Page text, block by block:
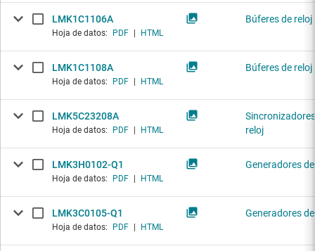
LMK1C1106A
Hoja de datos: PDF HTML
Búferes de reloj
LMK1C1108A
Hoja de datos: PDF HTML
Búferes de reloj
LMK5C23208A
Hoja de datos: PDF HTML
reloj
LMK3H0102-Q1
Hoja de datos: PDF HTML
Generadores
LMK3C0105-Q1
Hoja de datos: PDF HTML
Generadores